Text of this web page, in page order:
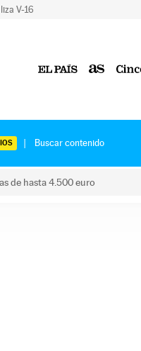
V-16
de hasta 4.500 euro